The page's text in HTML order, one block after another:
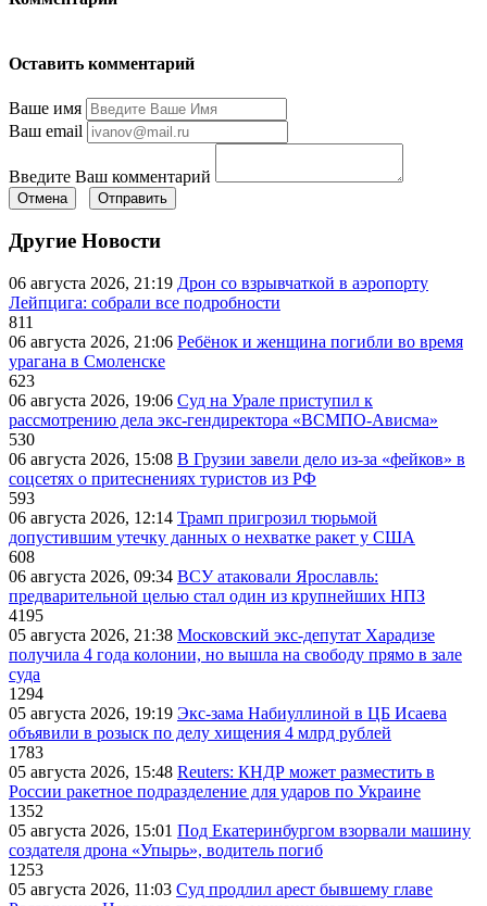
Оставить комментарий
Ваше имя
Ваш email
Введите Ваш комментарий
Отмена Отправить
Другие Новости
06 августа 2026, 21:19 Дрон со взрывчаткой в аэропорту
Лейпцига: собрали все подробности
811
06 августа 2026, 21:06 Ребёнок и женщина погибли во время
урагана в Смоленске
623
06 августа 2026, 19:06 Суд на Урале приступил к
рассмотрению дела экс-гендиректора «ВСМПО-Ависма»
530
06 августа 2026, 15:08 В Грузии завели дело из-за «фейков» в
соцсетях о притеснениях туристов из РФ
593
06 августа 2026, 12:14 Трамп пригрозил тюрьмой
допустившим утечку данных о нехватке ракет у США
608
06 августа 2026, 09:34 ВСУ атаковали Ярославль:
предварительной целью стал один из крупнейших НПЗ
4195
05 августа 2026, 21:38 Московский экс-депутат Харадизе
получила 4 года колонии, но вышла на свободу прямо в зале
суда
1294
05 августа 2026, 19:19 Экс-зама Набиуллиной в ЦБ Исаева
объявили в розыск по делу хищения 4 млрд рублей
1783
05 августа 2026, 15:48 Reuters: КНДР может разместить в
России ракетное подразделение для ударов по Украине
1352
05 августа 2026, 15:01 Под Екатеринбургом взорвали машину
создателя дрона «Упырь», водитель погиб
1253
05 августа 2026, 11:03 Суд продлил арест бывшему главе